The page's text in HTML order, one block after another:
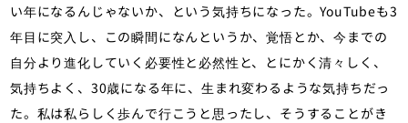
い年になるんじゃないか、という気持ちになった。YouTubeも3
年目に突入し、この瞬間になんというか、覚悟とか、今までの
自分より進化していく必要性と必然性と、とにかく清々しく、
気持ちよく、30歳になる年に、生まれ変わるような気持ちだっ
た。私は私らしく歩んで行こうと思ったし、そうすることがき